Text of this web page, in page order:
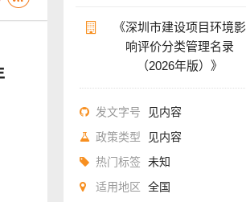
《深圳市建设项目环境影
响评价分类管理名录
（2026年版）》
发文字号
见内容
政策类型
见内容
热门标签
未知
适用地区
全国